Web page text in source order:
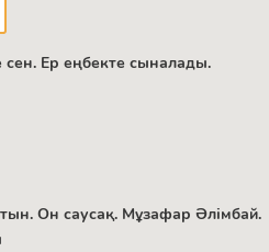
сен. Ер еңбекте сыналады.
Он саусақ. Мұзафар Әлімбай.